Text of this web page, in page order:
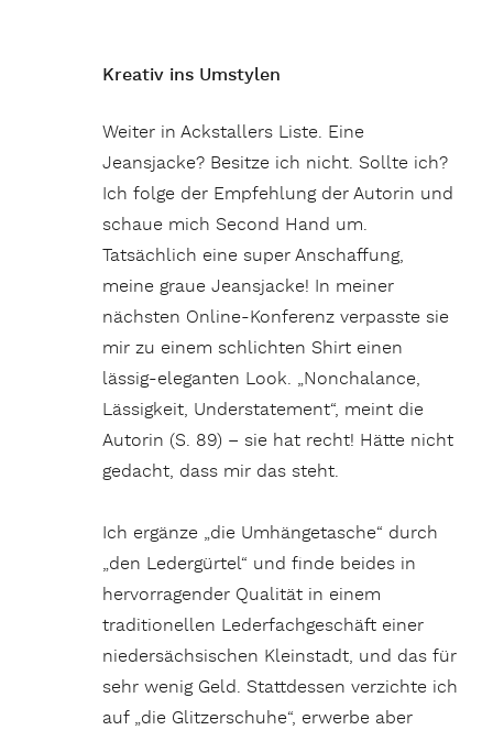
Kreativ ins Umstylen
Weiter in Ackstallers Liste. Eine
Jeansjacke? Besitze ich nicht. Sollte ich?
Ich folge der Empfehlung der Autorin und
schaue mich Second Hand um.
Tatsächlich eine super Anschaffung,
meine graue Jeansjacke! In meiner
nächsten Online-Konferenz verpasste sie
mir zu einem schlichten Shirt einen
lässig-eleganten Look. „Nonchalance,
Lässigkeit, Understatement“, meint die
Autorin (S. 89) – sie hat recht! Hätte nicht
gedacht, dass mir das steht.
Ich ergänze „die Umhängetasche“ durch
„den Ledergürtel“ und finde beides in
hervorragender Qualität in einem
traditionellen Lederfachgeschäft einer
niedersächsischen Kleinstadt, und das für
sehr wenig Geld. Stattdessen verzichte ich
auf „die Glitzerschuhe“, erwerbe aber